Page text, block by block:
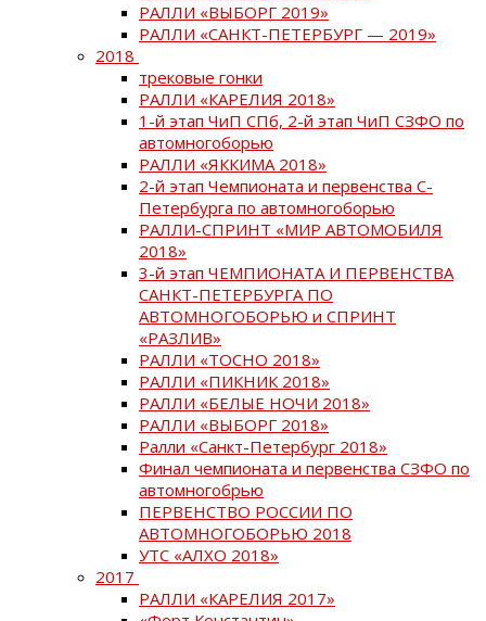
РАЛЛИ «ВЫБОРГ 2019»
РАЛЛИ «САНКТ-ПЕТЕРБУРГ — 2019»
2018
трековые гонки
РАЛЛИ «КАРЕЛИЯ 2018»
1-й этап ЧиП СПб, 2-й этап ЧиП СЗФО по
автомногоборью
РАЛЛИ «ЯККИМА 2018»
2-й этап Чемпионата и первенства С-
Петербурга по автомногоборью
РАЛЛИ-СПРИНТ «МИР АВТОМОБИЛЯ
2018»
3-й этап ЧЕМПИОНАТА И ПЕРВЕНСТВА
САНКТ-ПЕТЕРБУРГА ПО
АВТОМНОГОБОРЬЮ и СПРИНТ
«РАЗЛИВ»
РАЛЛИ «ТОСНО 2018»
РАЛЛИ «ПИКНИК 2018»
РАЛЛИ «БЕЛЫЕ НОЧИ 2018»
РАЛЛИ «ВЫБОРГ 2018»
Ралли «Санкт-Петербург 2018»
Финал чемпионата и первенства СЗФО по
автомногобрью
ПЕРВЕНСТВО РОССИИ ПО
АВТОМНОГОБОРЬЮ 2018
УТС «АЛХО 2018»
2017
РАЛЛИ «КАРЕЛИЯ 2017»